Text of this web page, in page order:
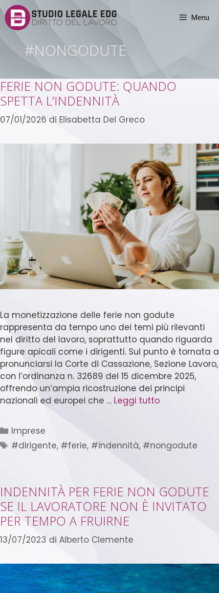
Menu
#NONGODUTE
FERIE NON GODUTE: QUANDO
SPETTA L’INDENNITÀ
07/01/2026 di Elisabetta Del Greco
La monetizzazione delle ferie non godute
rappresenta da tempo uno dei temi più rilevanti
nel diritto del lavoro, soprattutto quando riguarda
figure apicali come i dirigenti. Sul punto è tornata a
pronunciarsi la Corte di Cassazione, Sezione Lavoro,
con l’ordinanza n. 32689 del 15 dicembre 2025,
offrendo un’ampia ricostruzione dei principi
nazionali ed europei che … Leggi tutto
Imprese
#dirigente, #ferie, #indennità, #nongodute
INDENNITÀ PER FERIE NON GODUTE
SE IL LAVORATORE NON È INVITATO
PER TEMPO A FRUIRNE
13/07/2023 di Alberto Clemente